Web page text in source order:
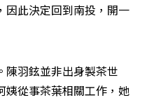
因此決定回到南投，開一
陳羽鉉並非出身製茶世
姨從事茶葉相關工作，她